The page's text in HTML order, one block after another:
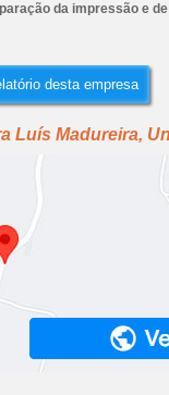
da impressão e
desta empresa
Luís Madureira,